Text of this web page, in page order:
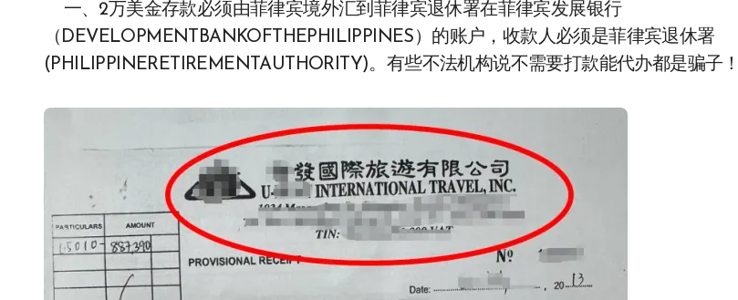
一、2万美金存款必须由菲律宾境外汇到菲律宾退休署在菲律宾发展银行
（DEVELOPMENTBANKOFTHEPHILIPPINES）的账户，收款人必须是菲律宾退休署
(PHILIPPINERETIREMENTAUTHORITY)。有些不法机构说不需要打款能代办都是骗子！